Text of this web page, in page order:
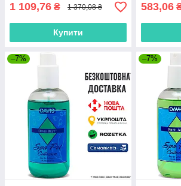
1 109,76 ₴ 1 370,08 ₴
Купити
583,06
–7% –7%